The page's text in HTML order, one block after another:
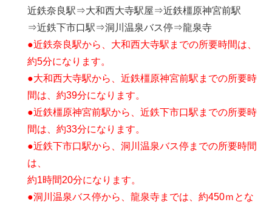
近鉄奈良駅⇒大和西大寺駅屋⇒近鉄橿原神宮前駅
⇒近鉄下市口駅⇒洞川温泉バス停⇒龍泉寺
●近鉄奈良駅から、大和西大寺駅までの所要時間は、
約5分になります。
●大和西大寺駅から、近鉄橿原神宮前駅までの所要時
間は、約39分になります。
●近鉄橿原神宮前駅から、近鉄下市口駅までの所要時
間は、約33分になります。
●近鉄下市口駅から、洞川温泉バス停までの所要時間
は、
約1時間20分になります。
●洞川温泉バス停から、龍泉寺までは、約450ｍとな